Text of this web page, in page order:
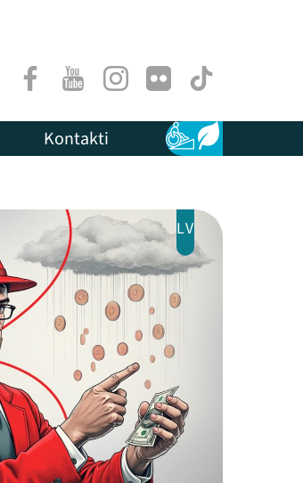
FacebookYoutubeInstagram
Flick TikTok
Kontakti Pieejamība
Ilgtspēja
LV